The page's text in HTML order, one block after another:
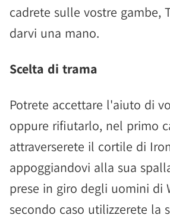
cadrete sulle vostre gambe,
darvi una mano.
Scelta di trama
Potrete accettare l'aiuto di
oppure rifiutarlo, nel primo
attraverserete il cortile di
appoggiandovi alla sua
prese in giro degli uomini di
secondo caso utilizzerete la